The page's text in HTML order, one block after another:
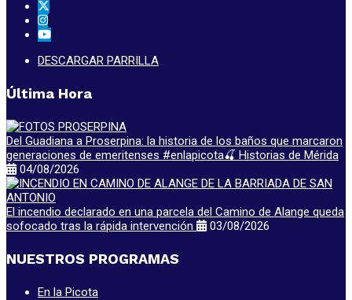
DESCARGAR PARRILLA
Última Hora
Del Guadiana a Proserpina: la historia de los baños que marcaron
generaciones de emeritenses #enlapicota🍒 Historias de Mérida
04/08/2026
El incendio declarado en una parcela del Camino de Alange queda
sofocado tras la rápida intervención
03/08/2026
NUESTROS PROGRAMAS
En la Picota